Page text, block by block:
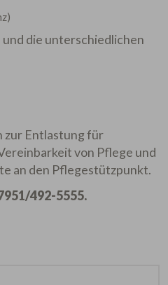
die unterschiedlichen
zur Entlastung für
von Pflege und
an den Pflegestützpunkt.
492-5555.